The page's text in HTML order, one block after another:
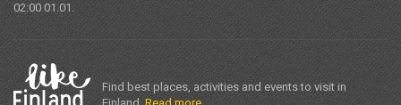
Find best places, activities and events to visit in
02:00 01.01.